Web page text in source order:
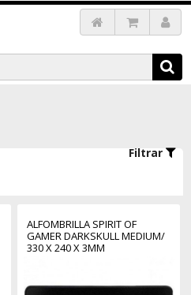
Filtrar
ALFOMBRILLA SPIRIT OF
GAMER DARKSKULL MEDIUM/
330 X 240 X 3MM